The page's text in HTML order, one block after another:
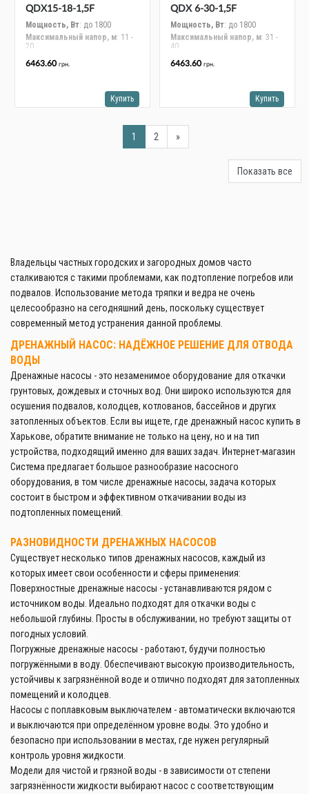
QDX15-18-1,5F
Мощность, Вт: до 1800
Максимальный напор, м: 11 -
20
Максимальная
производительность, м³/час
Максимальный размер
6463.60 грн.
Купить
QDX 6-30-1,5F
Мощность, Вт: до 1800
Максимальный напор, м: 31 -
40
Максимальная
производительность, м³/час
Максимальный размер
6463.60 грн.
Купить
1 2 »
Показать все
Владельцы частных городских и загородных домов часто
сталкиваются с такими проблемами, как подтопление погребов или
подвалов. Использование метода тряпки и ведра не очень
целесообразно на сегодняшний день, поскольку существует
современный метод устранения данной проблемы.
ДРЕНАЖНЫЙ НАСОС: НАДЁЖНОЕ РЕШЕНИЕ ДЛЯ ОТВОДА
ВОДЫ
Дренажные насосы - это незаменимое оборудование для откачки
грунтовых, дождевых и сточных вод. Они широко используются для
осушения подвалов, колодцев, котлованов, бассейнов и других
затопленных объектов. Если вы ищете, где дренажный насос купить в
Харькове, обратите внимание не только на цену, но и на тип
устройства, подходящий именно для ваших задач. Интернет-магазин
Система предлагает большое разнообразие насосного
оборудования, в том числе дренажные насосы, задача которых
состоит в быстром и эффективном откачивании воды из
подтопленных помещений.
РАЗНОВИДНОСТИ ДРЕНАЖНЫХ НАСОСОВ
Существует несколько типов дренажных насосов, каждый из
которых имеет свои особенности и сферы применения:
Поверхностные дренажные насосы - устанавливаются рядом с
источником воды. Идеально подходят для откачки воды с
небольшой глубины. Просты в обслуживании, но требуют защиты от
погодных условий.
Погружные дренажные насосы - работают, будучи полностью
погружёнными в воду. Обеспечивают высокую производительность,
устойчивы к загрязнённой воде и отлично подходят для затопленных
помещений и колодцев.
Насосы с поплавковым выключателем - автоматически включаются
и выключаются при определённом уровне воды. Это удобно и
безопасно при использовании в местах, где нужен регулярный
контроль уровня жидкости.
Модели для чистой и грязной воды - в зависимости от степени
загрязнённости жидкости выбирают насос с соответствующим